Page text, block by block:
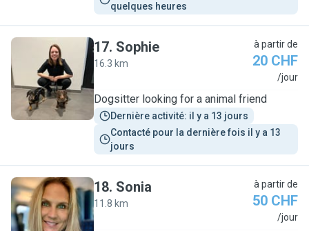
quelques heures
S
17. Sophie
16.3 km
à partir de
20 CHF
/jour
Dogsitter looking for a animal friend
Dernière activité: il y a 13 jours
Contacté pour la dernière fois il y a 13
jours
S
18. Sonia
11.8 km
à partir de
50 CHF
/jour